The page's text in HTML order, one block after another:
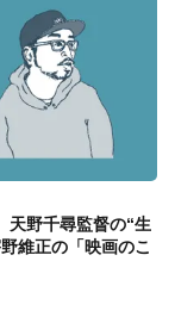
天野千尋監督の“生
維正の「映画のこ